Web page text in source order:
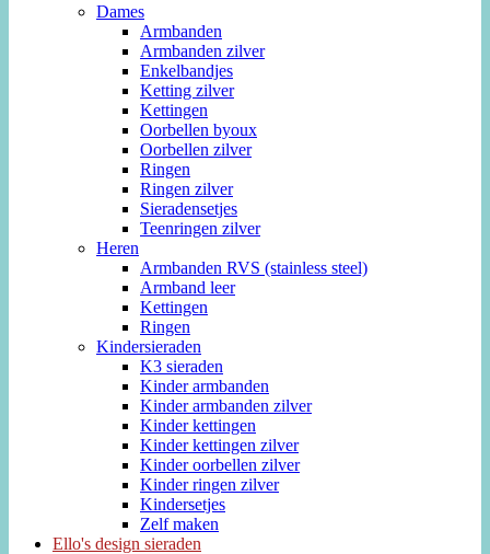
Dames
Armbanden
Armbanden zilver
Enkelbandjes
Ketting zilver
Kettingen
Oorbellen byoux
Oorbellen zilver
Ringen
Ringen zilver
Sieradensetjes
Teenringen zilver
Heren
Armbanden RVS (stainless steel)
Armband leer
Kettingen
Ringen
Kindersieraden
K3 sieraden
Kinder armbanden
Kinder armbanden zilver
Kinder kettingen
Kinder kettingen zilver
Kinder oorbellen zilver
Kinder ringen zilver
Kindersetjes
Zelf maken
Ello's design sieraden